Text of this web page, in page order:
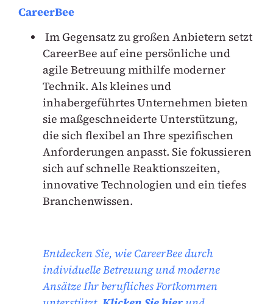
CareerBee
Im Gegensatz zu großen Anbietern setzt
CareerBee auf eine persönliche und
agile Betreuung mithilfe moderner
Technik. Als kleines und
inhabergeführtes Unternehmen bieten
sie maßgeschneiderte Unterstützung,
die sich flexibel an Ihre spezifischen
Anforderungen anpasst. Sie fokussieren
sich auf schnelle Reaktionszeiten,
innovative Technologien und ein tiefes
Branchenwissen.
Entdecken Sie, wie CareerBee durch
individuelle Betreuung und moderne
Ansätze Ihr berufliches Fortkommen